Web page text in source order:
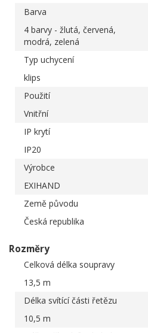
Barva
4 barvy - žlutá, červená,
modrá, zelená
Typ uchycení
klips
Použití
Vnitřní
IP krytí
IP20
Výrobce
EXIHAND
Země původu
Česká republika
Rozměry
Celková délka soupravy
13,5 m
Délka svítící části řetězu
10,5 m